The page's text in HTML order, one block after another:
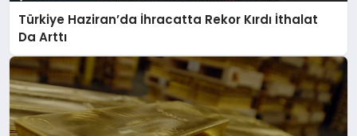
Türkiye Haziran’da İhracatta Rekor Kırdı İthalat
Da Arttı